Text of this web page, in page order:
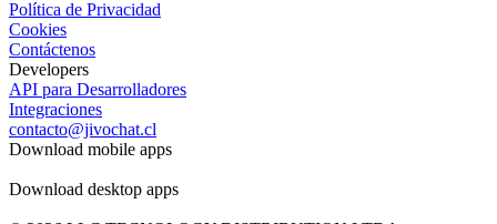
Política de Privacidad
Cookies
Contáctenos
Developers
API para Desarrolladores
Integraciones
contacto@jivochat.cl
Download mobile apps
Download desktop apps